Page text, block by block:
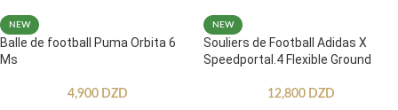
NEW
Balle de football Puma Orbita 6
Ms
4,900 DZD
NEW
Souliers de Football Adidas X
Speedportal.4 Flexible Ground
12,800 DZD